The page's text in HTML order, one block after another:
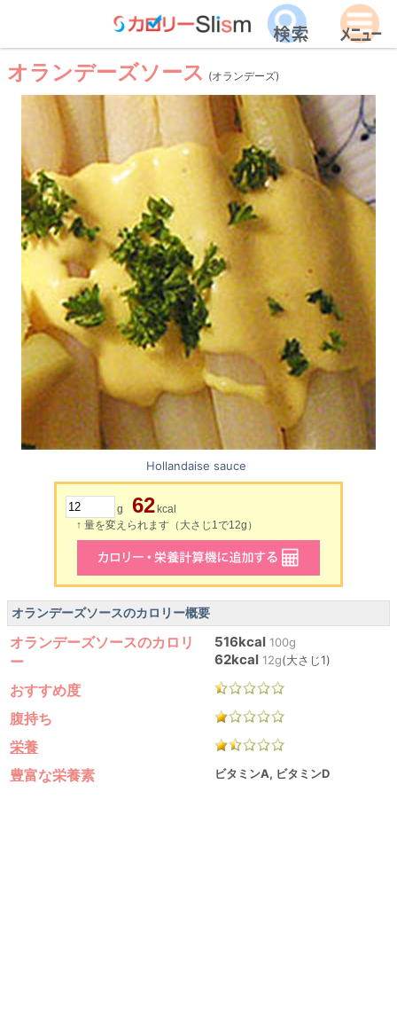
オランデーズソース (オランデーズ)
Hollandaise sauce
g 62 kcal
↑ 量を変えられます（大さじ1で12g）
オランデーズソースのカロリー概要
オランデーズソースのカロリ
ー
516kcal 100g
62kcal 12g(大さじ1)
おすすめ度
腹持ち
栄養
豊富な栄養素
ビタミンA, ビタミンD